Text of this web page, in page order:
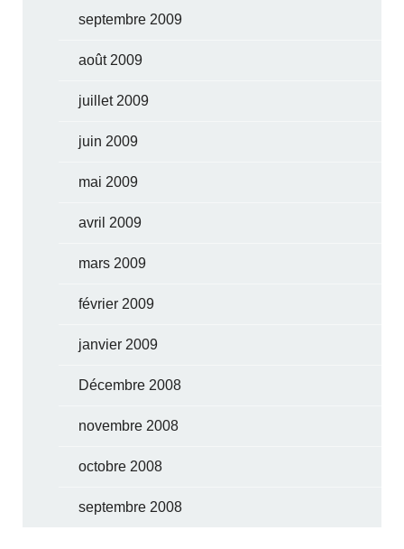
septembre 2009
août 2009
juillet 2009
juin 2009
mai 2009
avril 2009
mars 2009
février 2009
janvier 2009
Décembre 2008
novembre 2008
octobre 2008
septembre 2008